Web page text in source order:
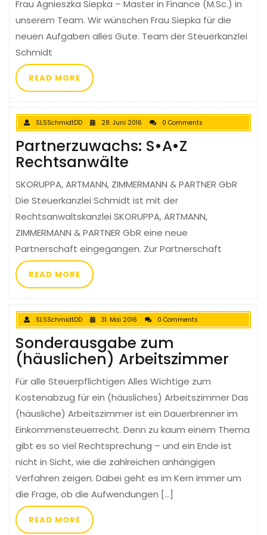
Frau Agnieszka Siepka – Master in Finance (M.Sc.) in
unserem Team. Wir wünschen Frau Siepka für die
neuen Aufgaben alles Gute. Team der Steuerkanzlei
Schmidt
READ MORE
SLSSchmidtDD 28. Juni 2016 0 Comments
Partnerzuwachs: S•A•Z
Rechtsanwälte
SKORUPPA, ARTMANN, ZIMMERMANN & PARTNER GbR
Die Steuerkanzlei Schmidt ist mit der
Rechtsanwaltskanzlei SKORUPPA, ARTMANN,
ZIMMERMANN & PARTNER GbR eine neue
Partnerschaft eingegangen. Zur Partnerschaft
READ MORE
SLSSchmidtDD 31. Mai 2016 0 Comments
Sonderausgabe zum
(häuslichen) Arbeitszimmer
Für alle Steuerpflichtigen Alles Wichtige zum
Kostenabzug für ein (häusliches) Arbeitszimmer Das
(häusliche) Arbeitszimmer ist ein Dauerbrenner im
Einkommensteuerrecht. Denn zu kaum einem Thema
gibt es so viel Rechtsprechung – und ein Ende ist
nicht in Sicht, wie die zahlreichen anhängigen
Verfahren zeigen. Dabei geht es im Kern immer um
die Frage, ob die Aufwendungen […]
READ MORE